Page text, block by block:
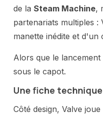
de la Steam Machine,
partenariats multiples :
manette inédite et d'un
Alors que le
sous le capot.
Une fiche
Côté design, Valve